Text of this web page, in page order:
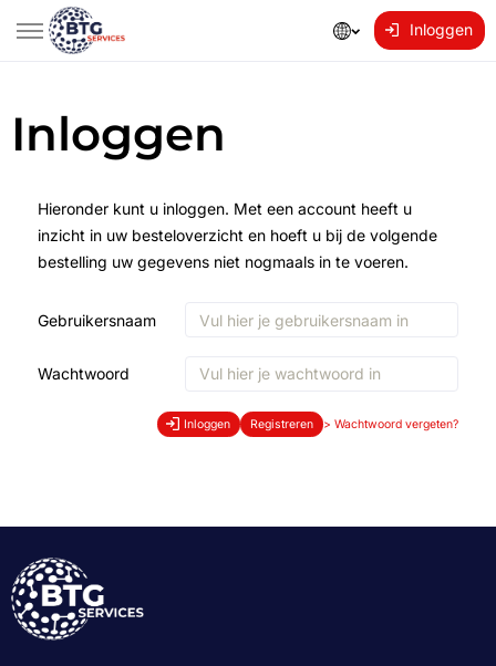
Inloggen
Inloggen
Hieronder kunt u inloggen. Met een account heeft u
inzicht in uw besteloverzicht en hoeft u bij de volgende
bestelling uw gegevens niet nogmaals in te voeren.
Gebruikersnaam
Wachtwoord
Inloggen Registreren > Wachtwoord vergeten?